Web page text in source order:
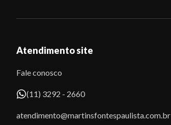
Atendimento site
Fale conosco
(11) 3292 - 2660
atendimento@martinsfontespaulista.com.br